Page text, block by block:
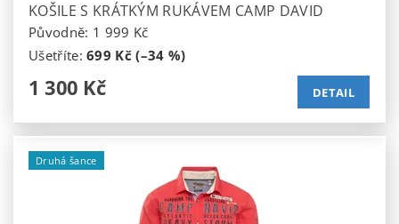
KOŠILE S KRÁTKÝM RUKÁVEM CAMP DAVID
Původně: 1 999 Kč
Ušetříte:699 Kč (–34 %)
1 300 Kč DETAIL
Druhá šance